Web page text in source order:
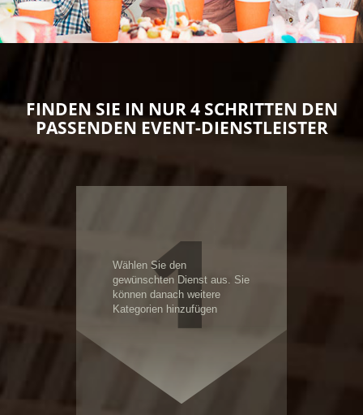
FINDEN SIE IN NUR 4 SCHRITTEN DEN
PASSENDEN EVENT-DIENSTLEISTER
1
Wählen Sie den
gewünschten Dienst aus. Sie
können danach weitere
Kategorien hinzufügen